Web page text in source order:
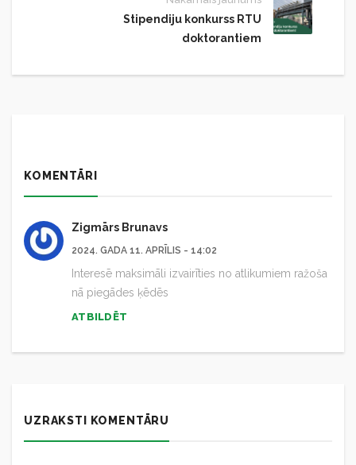
Stipendiju konkurss RTU
doktorantiem
KOMENTĀRI
Zigmārs Brunavs
2024. GADA 11. APRĪLIS - 14:02
Interesē maksimāli izvairīties no atlikumiem ražoša
nā piegādes ķēdēs
ATBILDĒT
UZRAKSTI KOMENTĀRU